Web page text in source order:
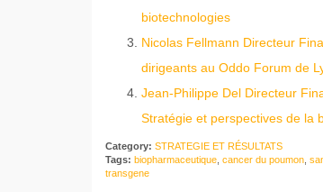
biotechnologies
Nicolas Fellmann Directeur
dirigeants au Oddo Forum de
Jean-Philippe Del Directeur
Stratégie et perspectives de la
Category: STRATEGIE ET RÉSULTATS
Tags: biopharmaceutique cancer du poumon
transgene